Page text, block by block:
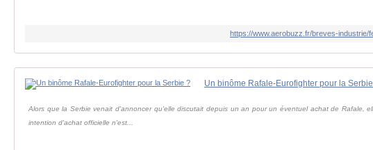
https://www.aerobuzz.fr/breves-
Un binôme Rafale-Eurofighter pour la
Alors que la Serbie venait d'annoncer qu'elle discutait depuis un an pour un éventuel achat de Rafale,
intention d'achat officielle n'est...